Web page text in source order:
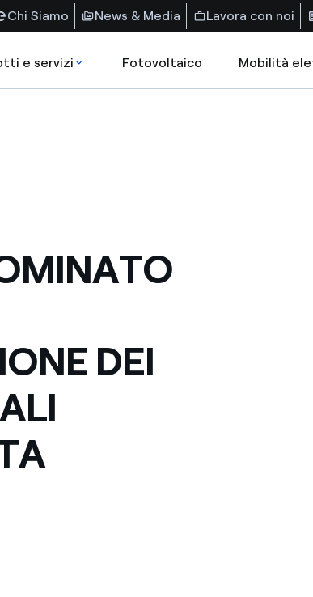
Chi Siamo News & Media Lavora con noi
e servizi Fotovoltaico Mobilità
DEI